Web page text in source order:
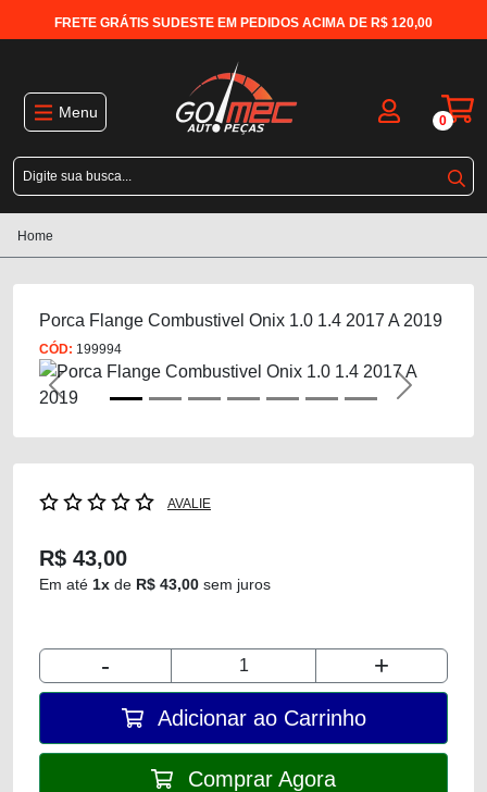
FRETE GRÁTIS SUDESTE EM PEDIDOS ACIMA DE R$ 120,00
Menu 0
Home
Porca Flange Combustivel Onix 1.0 1.4 2017 A 2019
CÓD: 199994
Previous Next
AVALIE
R$ 43,00
Em até 1x de R$ 43,00 sem juros
- +
Adicionar ao Carrinho
Comprar Agora